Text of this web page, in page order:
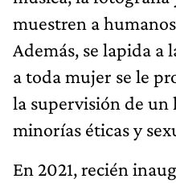
muestren a
Además, se lapida a
a toda mujer se le
la supervisión de un
minorías éticas y
En 2021, recién